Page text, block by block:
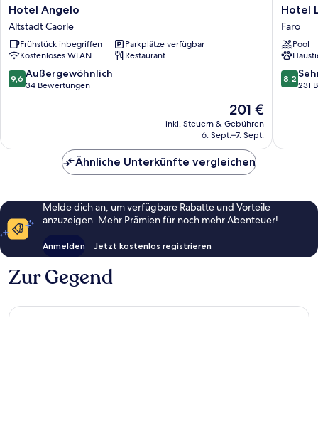
Hotel
Angelo
Altstadt
Caorle
Hotel Angelo
Altstadt Caorle
Frühstück inbegriffen
Parkplätze verfügbar
Kostenloses WLAN
Restaurant
9.6
von
9,6 Außergewöhnlich
34 Bewertungen
Der
Preis
beträgt
201 €
inkl. Steuern & Gebühren
6. Sept.–7. Sept.
Hotel
Las
Vegas
Faro
Hotel
Faro
Pool
8.2
von
8,2
231
Ähnliche Unterkünfte vergleichen
Melde dich an, um verfügbare Rabatte und Vorteile
anzuzeigen. Mehr Prämien für noch mehr Abenteuer!
Anmelden Jetzt kostenlos registrieren
Zur Gegend